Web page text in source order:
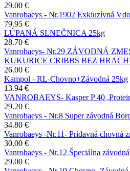
29.00 €
Vanrobaeys - Nr.1902 Exkluzívná
79.95 €
LÚPANÁ SLNEČNICA 25kg
28.70 €
Vanrobaeys- Nr.29 ZÁVODNÁ
KUKURICE CRIBBS BEZ
26.00 €
Kampol - RL-Chovno+Závodná 25kg
13.94 €
VANROBAEYS- Kasper P 40
29.20 €
Vanrobaeys - Nr.8 Super závodná
34.80 €
Vanrobaeys -Nr.11- Prídavná chovná
30.00 €
Vanrobaeys - Nr.12 Špeciálna
29.00 €